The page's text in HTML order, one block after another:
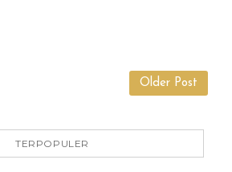
Older Post
TERPOPULER